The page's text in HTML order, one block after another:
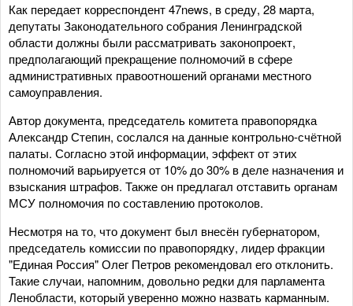
Как передает корреспондент 47news, в среду, 28 марта,
депутаты Законодательного собрания Ленинградской
области должны были рассматривать законопроект,
предполагающий прекращение полномочий в сфере
административных правоотношений органами местного
самоуправления.
Автор документа, председатель комитета правопорядка
Александр Степин, сослался на данные контрольно-счётной
палаты. Согласно этой информации, эффект от этих
полномочий варьируется от 10% до 30% в деле назначения и
взыскания штрафов. Также он предлагал отставить органам
МСУ полномочия по составлению протоколов.
Несмотря на то, что документ был внесён губернатором,
председатель комиссии по правопорядку, лидер фракции
"Единая Россия" Олег Петров рекомендовал его отклонить.
Такие случаи, напомним, довольно редки для парламента
Ленобласти, который уверенно можно назвать карманным.